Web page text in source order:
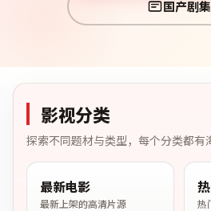
国产剧集
影视分类
探索不同题材与类型，每个分类都有
最新电影
最新上架的高清片源 热